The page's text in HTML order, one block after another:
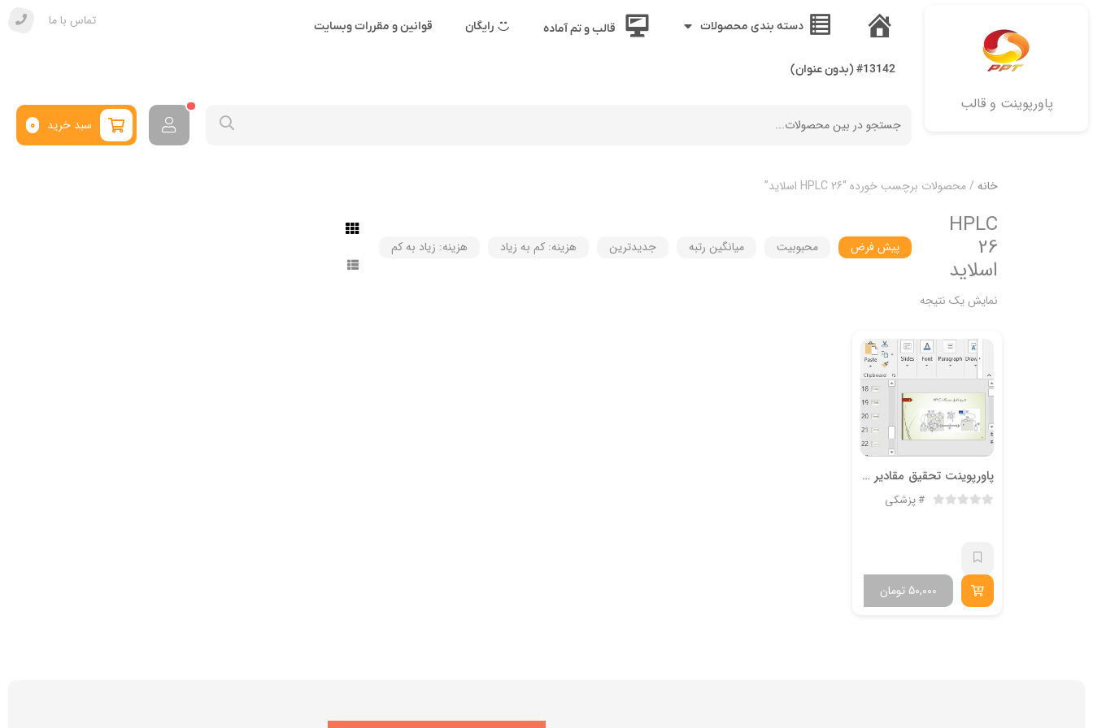
پاورپوینت و قالب
خانه
دسته بندی محصولات قالب و تم آماده رایگان قوانین و مقررات وبسایت
#13142 (بدون عنوان)
تماس با ما
سبد خرید 0
خانه / محصولات برچسب خورده “HPLC 26 اسلاید”
HPLC
26
اسلاید
پیش فرض محبوبیت میانگین رتبه جدیدترین هزینه: کم به زیاد هزینه: زیاد به کم
نمایش یک نتیجه
پاورپوینت تحقیق مقادیر دارو به روش HPLC
پزشکی
تومان 50,000